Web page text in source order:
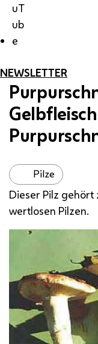
uT
ub
e
NEWSLETTER
Pilze
Dieser Pilz
wertlosen Pilzen.